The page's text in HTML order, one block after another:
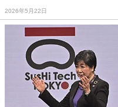
2026年5月22日